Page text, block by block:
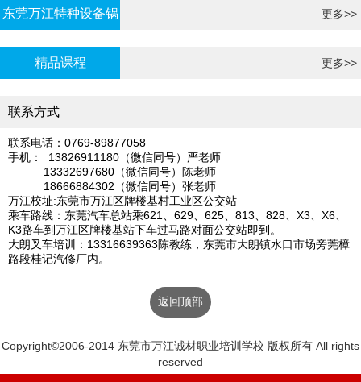
东莞万江特种设备锅
炉证年审
更多>>
精品课程 更多>>
联系方式
联系电话：0769-89877058
手机： 13826911180（微信同号）严老师
13332697680（微信同号）陈老师
18666884302（微信同号）张老师
万江校址:东莞市万江区牌楼基村工业区公交站
乘车路线：东莞汽车总站乘621、629、625、813、828、X3、X6、
K3路车到万江区牌楼基站下车过马路对面公交站即到。
大朗叉车培训：13316639363陈教练，东莞市大朗镇水口市场旁莞樟
路段桂记汽修厂内。
返回顶部
Copyright©2006-2014 东莞市万江诚材职业培训学校 版权所有 All rights
reserved